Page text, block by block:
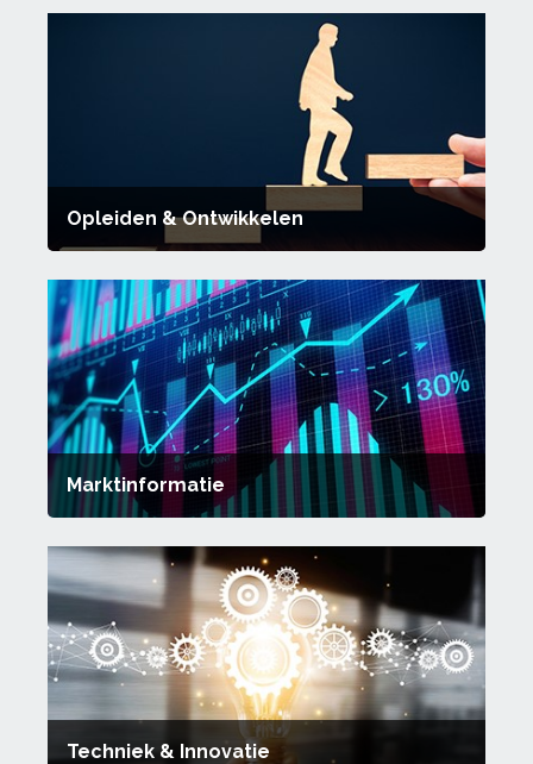
Opleiden & Ontwikkelen
Marktinformatie
Techniek & Innovatie